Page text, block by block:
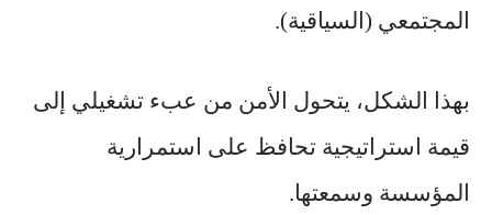
المجتمعي (السياقية).
بهذا الشكل، يتحول الأمن من عبء تشغيلي إلى
قيمة استراتيجية تحافظ على استمرارية
المؤسسة وسمعتها.